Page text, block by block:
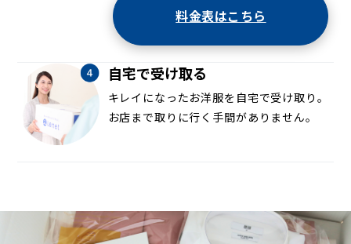
料金表はこちら
自宅で受け取る
キレイになったお洋服を自宅で受け取り。
お店まで取りに行く手間がありません。